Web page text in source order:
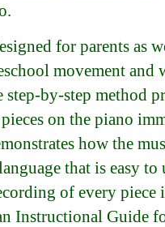
for parents as
movement
by-step method
on the piano
how the
that is easy to
of every piece
Instructional Guide